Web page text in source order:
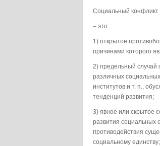
Социальный конфликт
– это:
1) открытое
причинами которого
2) предельный случай
различных
институтов и т. п.,
тенденций развития;
3) явное или скрытое
развития социальных
противодействия
социальному единству;